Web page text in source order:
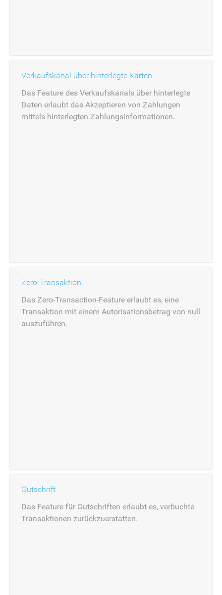
Verkaufskanal über hinterlegte Karten
Das Feature des Verkaufskanals über hinterlegte
Daten erlaubt das Akzeptieren von Zahlungen
mittels hinterlegten Zahlungsinformationen.
Zero-Transaktion
Das Zero-Transaction-Feature erlaubt es, eine
Transaktion mit einem Autorisationsbetrag von null
auszuführen.
Gutschrift
Das Feature für Gutschriften erlaubt es, verbuchte
Transaktionen zurückzuerstatten.